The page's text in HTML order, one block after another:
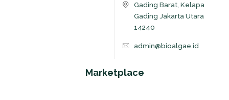
Gading Barat, Kelapa
Gading Jakarta Utara
14240
admin@bioalgae.id
Marketplace